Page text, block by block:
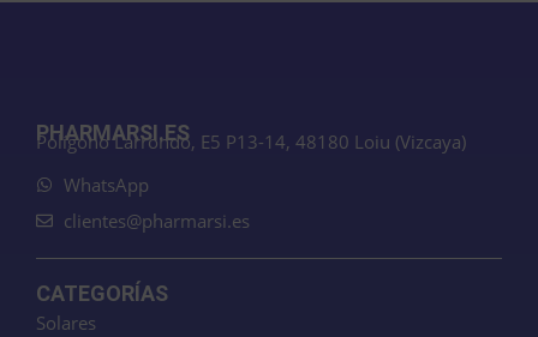
PHARMARSI.ES
Polígono Larrondo, E5 P13-14, 48180 Loiu (Vizcaya)
WhatsApp
clientes@pharmarsi.es
CATEGORÍAS
Solares